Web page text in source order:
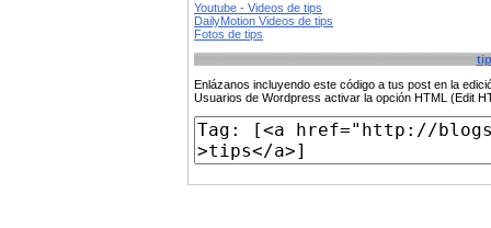
Youtube - Videos de tips
DailyMotion Videos de tips
Fotos de tips
Enlázanos incluyendo este código a tus post en la
Usuarios de Wordpress activar la opción HTML (Edit